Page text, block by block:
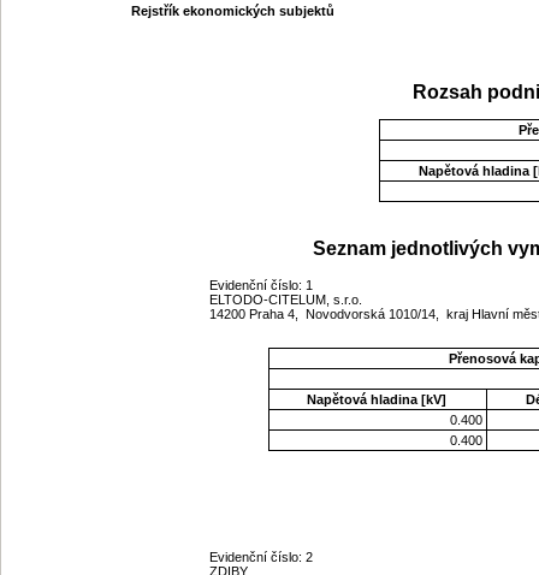
Rejstřík ekonomických subjektů
Rozsah
Napětová hladina
Seznam jednotlivých
Evidenční číslo: 1
ELTODO-CITELUM, s.r.o.
14200 Praha 4, Novodvorská 1010/14, kraj Hlavní
Přenosová
Napětová hladina [kV]
0.400
0.400
Evidenční číslo: 2
ZDIBY